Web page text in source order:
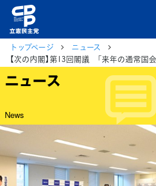
トップページ
ニュース
ニュース
News